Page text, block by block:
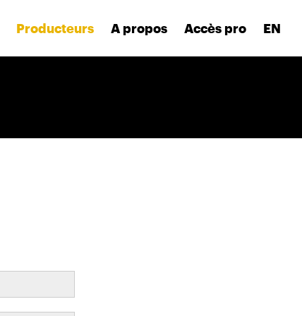
Producteurs A propos Accès pro EN